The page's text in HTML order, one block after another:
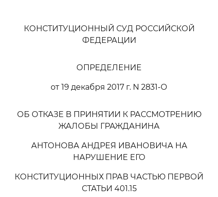
КОНСТИТУЦИОННЫЙ СУД РОССИЙСКОЙ
ФЕДЕРАЦИИ
ОПРЕДЕЛЕНИЕ
от 19 декабря 2017 г. N 2831-О
ОБ ОТКАЗЕ В ПРИНЯТИИ К РАССМОТРЕНИЮ
ЖАЛОБЫ ГРАЖДАНИНА
АНТОНОВА АНДРЕЯ ИВАНОВИЧА НА
НАРУШЕНИЕ ЕГО
КОНСТИТУЦИОННЫХ ПРАВ ЧАСТЬЮ ПЕРВОЙ
СТАТЬИ 401.15